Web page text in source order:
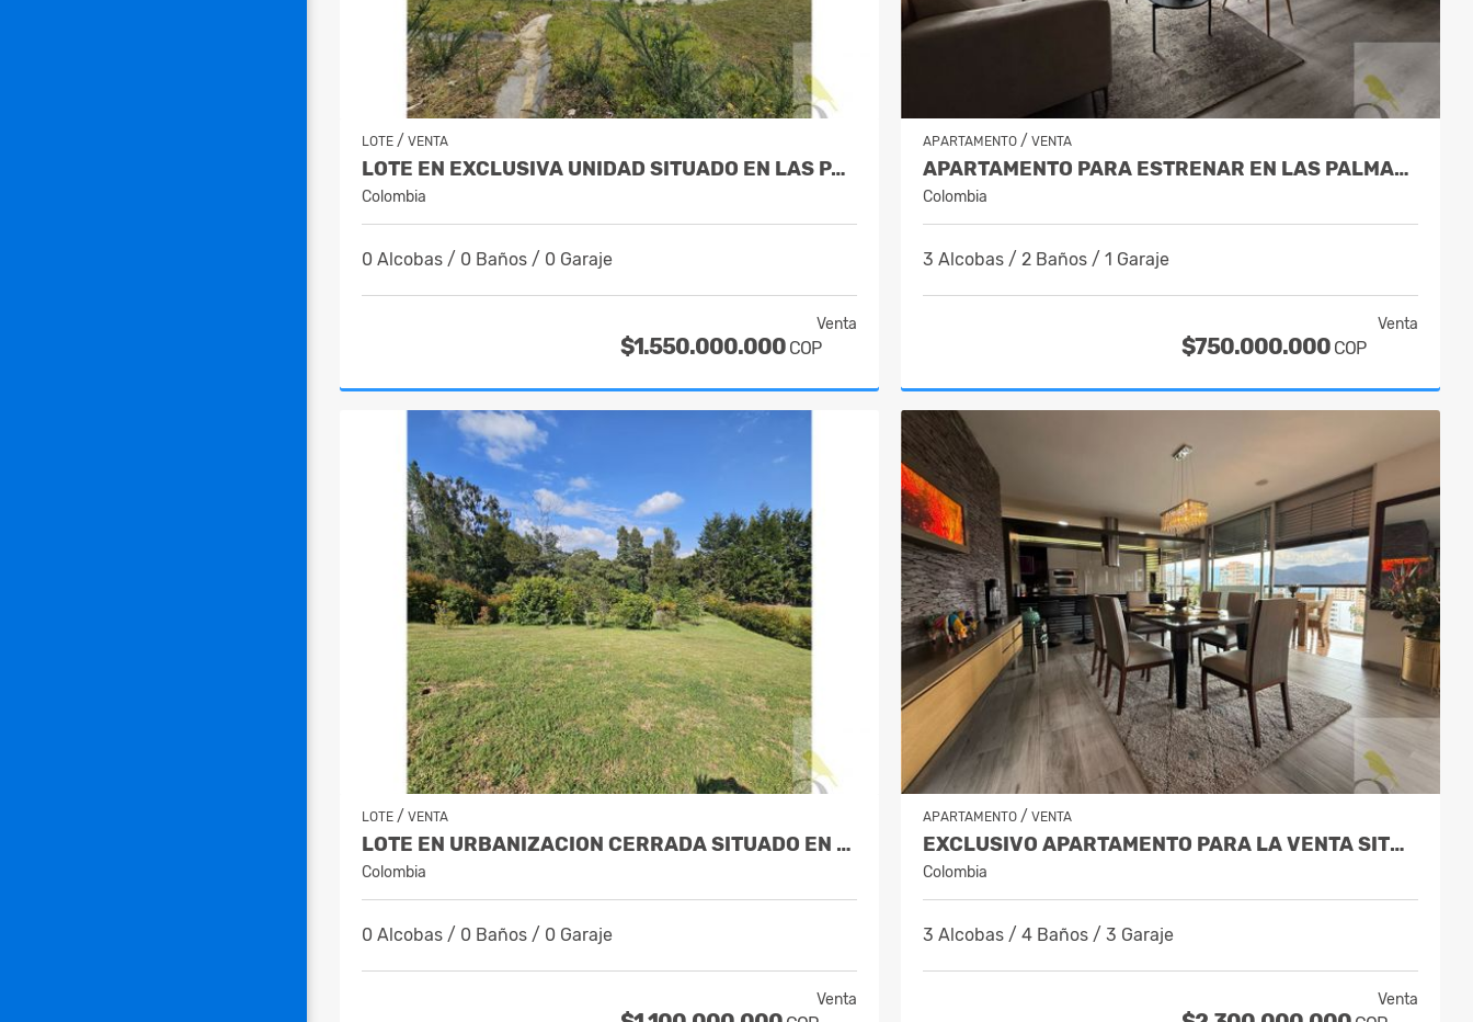
LOTE / VENTA
LOTE EN EXCLUSIVA UNIDAD SITUADO EN LAS PALMAS CON VISTA A LA CIUDAD
Colombia
0 Alcobas / 0 Baños / 0 Garaje
Venta
$1.550.000.000 COP
APARTAMENTO / VENTA
APARTAMENTO PARA ESTRENAR EN LAS PALMAS EN EL POBLADO
Colombia
3 Alcobas / 2 Baños / 1 Garaje
Venta
$750.000.000 COP
LOTE / VENTA
LOTE EN URBANIZACION CERRADA SITUADO EN EL ALTO DE LAS PALMAS
Colombia
0 Alcobas / 0 Baños / 0 Garaje
Venta
APARTAMENTO / VENTA
EXCLUSIVO APARTAMENTO PARA LA VENTA SITUADO EN EL SECTOR ALEJANDRIA
Colombia
3 Alcobas / 4 Baños / 3 Garaje
Venta